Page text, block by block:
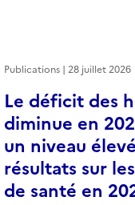
Le déficit des
diminue en
un niveau
résultats sur
de santé en
Publications | 28 juillet 2026